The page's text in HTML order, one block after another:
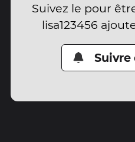
Suivez le pour
lisa123456
Suivre